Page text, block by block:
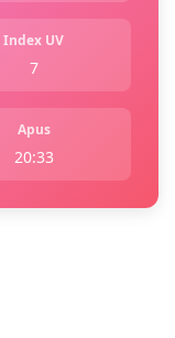
Index UV
7
Apus
20:33